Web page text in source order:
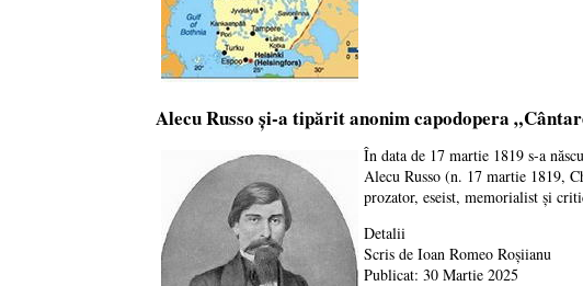
Alecu Russo și-a tipărit anonim capodopera
În data de 17 martie 1819 s-a
Alecu Russo (n. 17 martie 1819,
prozator, eseist, memorialist și
Detalii
Scris de Ioan Romeo Roșiianu
Publicat: 30 Martie 2025